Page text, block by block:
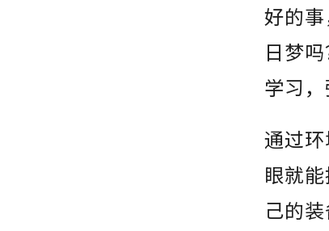
好的
日梦
学习
通过
眼就
己的